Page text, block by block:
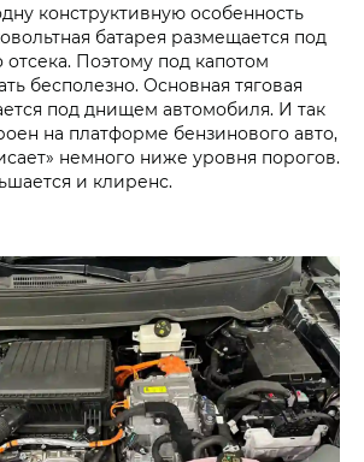
конструктивную особенность
батарея размещается под
Поэтому под капотом
бесполезно. Основная тяговая
под днищем автомобиля. И так
на платформе бензинового авто,
немного ниже уровня порогов.
и клиренс.